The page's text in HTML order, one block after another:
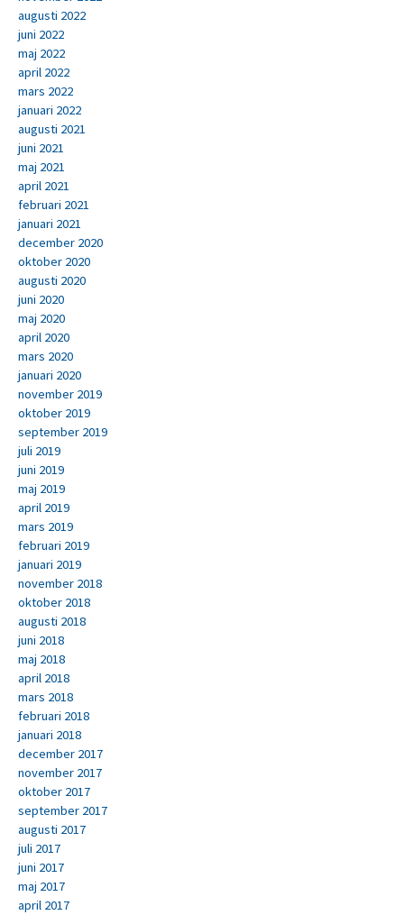
augusti 2022
juni 2022
maj 2022
april 2022
mars 2022
januari 2022
augusti 2021
juni 2021
maj 2021
april 2021
februari 2021
januari 2021
december 2020
oktober 2020
augusti 2020
juni 2020
maj 2020
april 2020
mars 2020
januari 2020
november 2019
oktober 2019
september 2019
juli 2019
juni 2019
maj 2019
april 2019
mars 2019
februari 2019
januari 2019
november 2018
oktober 2018
augusti 2018
juni 2018
maj 2018
april 2018
mars 2018
februari 2018
januari 2018
december 2017
november 2017
oktober 2017
september 2017
augusti 2017
juli 2017
juni 2017
maj 2017
april 2017